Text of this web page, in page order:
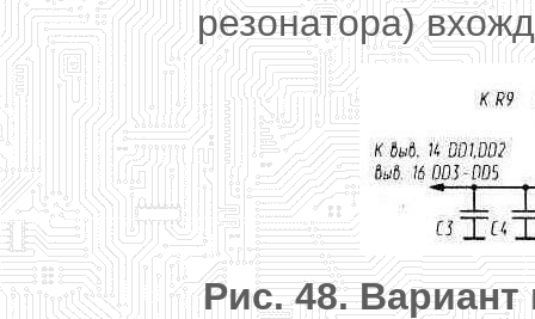
резонатора)
Рис. 48. Вариант